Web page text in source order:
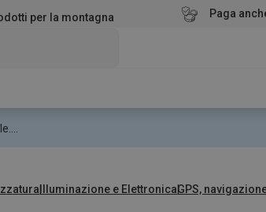
per la montagna Paga
Illuminazione e ElettronicaGPS,